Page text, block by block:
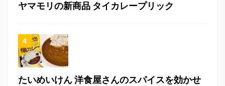
ヤマモリの新商品 タイカレープリック
たいめいけん 洋食屋さんのスパイスを効かせ